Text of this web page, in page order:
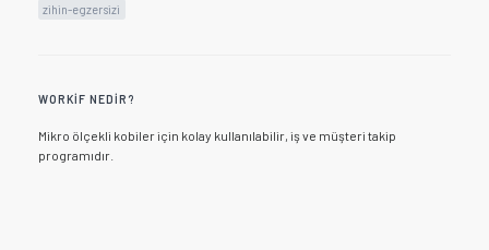
zihin-egzersizi
WORKIF NEDIR?
Mikro ölçekli kobiler için kolay kullanılabilir, iş ve müşteri takip
programıdır.